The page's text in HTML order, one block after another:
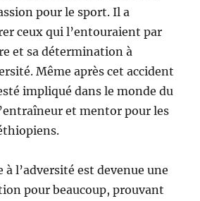
pour le sport. Il a
ceux qui l’entouraient par
et sa détermination à
Même après cet accident
impliqué dans le monde du
et mentor pour les
à l’adversité est devenue une
pour beaucoup, prouvant